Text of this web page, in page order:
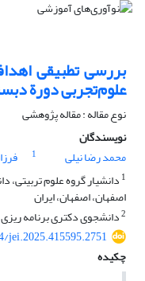
بررسی تطبیقی
علوم‌تجربی دورة
نوع مقاله : مقاله پژوهشی
نویسندگان
محمد رضا نیلی
1
1 دانشیار گروه علوم
اصفهان، اصفهان، ایران
2دانشجوی دکتری برنامه
jei.2025.415595.2751
چکیده